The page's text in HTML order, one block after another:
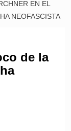
EN EL
NEOFASCISTA
de la